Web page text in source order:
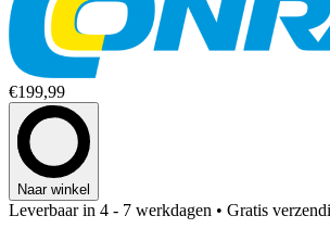
€199,99
Naar winkel
Leverbaar in 4 - 7 werkdagen • Gratis